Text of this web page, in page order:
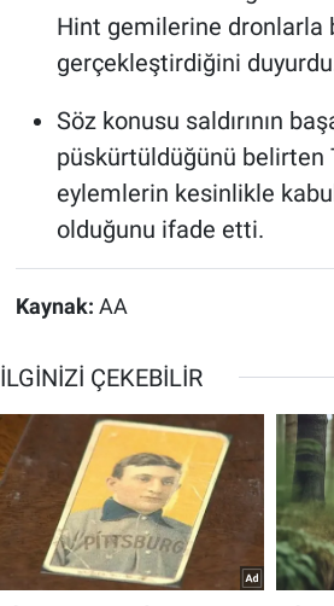
Hint gemilerine dronlarla
gerçekleştirdiğini
Söz konusu saldırının
püskürtüldüğünü belirten
eylemlerin kesinlikle
olduğunu ifade etti.
Kaynak: AA